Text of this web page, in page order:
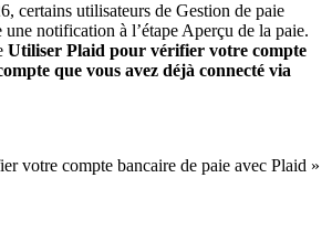
certains utilisateurs de Gestion de paie
une notification à l’étape Aperçu de la paie.
Utiliser Plaid pour vérifier votre compte
que vous avez déjà connecté via